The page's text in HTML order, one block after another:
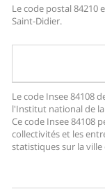
Le code postal
Saint-Didier.
Le code Insee 84108
l'Institut national de
Ce code Insee 84108
collectivités et les
statistiques sur la ville